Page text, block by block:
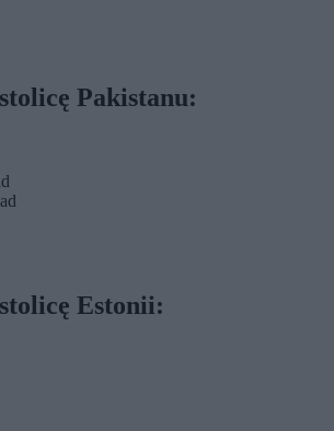
Pakistanu:
Estonii: